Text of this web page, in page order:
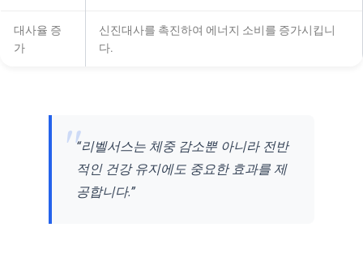
대사율 증
가
신진대사를 촉진하여 에너지 소비를 증가시킵니
다.
“리벨서스는 체중 감소뿐 아니라 전반
적인 건강 유지에도 중요한 효과를 제
공합니다.”